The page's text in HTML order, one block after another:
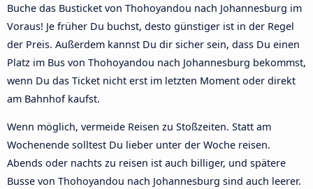
Buche das Busticket von Thohoyandou nach Johannesburg im
Voraus! Je früher Du buchst, desto günstiger ist in der Regel
der Preis. Außerdem kannst Du dir sicher sein, dass Du einen
Platz im Bus von Thohoyandou nach Johannesburg bekommst,
wenn Du das Ticket nicht erst im letzten Moment oder direkt
am Bahnhof kaufst.
Wenn möglich, vermeide Reisen zu Stoßzeiten. Statt am
Wochenende solltest Du lieber unter der Woche reisen.
Abends oder nachts zu reisen ist auch billiger, und spätere
Busse von Thohoyandou nach Johannesburg sind auch leerer.